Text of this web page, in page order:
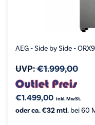
AEG - Side by Side -
UVP:€1.999,00
€1.499,00 inkl. MwSt.
oder ca. €32 mtl. bei 60